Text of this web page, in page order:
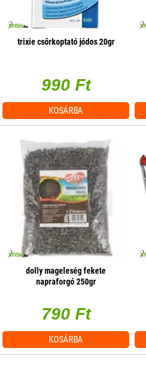
trixie csőrkoptató jódos 20gr
990 Ft
KOSÁRBA
dolly mageleség fekete
napraforgó 250gr
790 Ft
KOSÁRBA